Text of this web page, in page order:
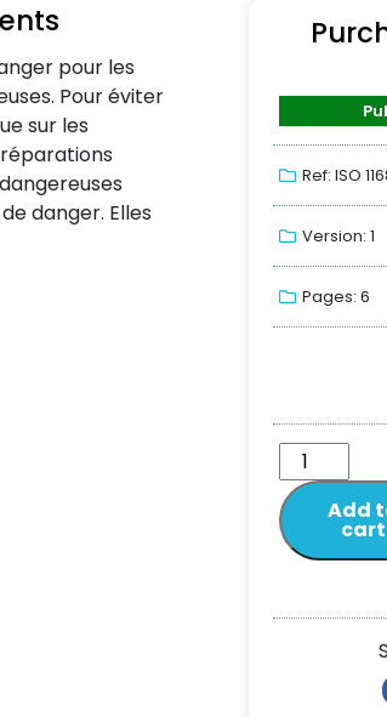
pour les
Pour éviter
sur les
danger. Elles
Ref: ISO
Version: 1
Pages: 6
Add
cart